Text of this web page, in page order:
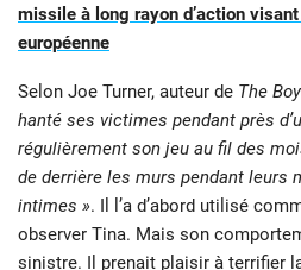
missile à long rayon d’action
européenne
Selon Joe Turner, auteur de The
hanté ses victimes pendant près
régulièrement son jeu au fil des
de derrière les murs pendant leurs
intimes ». Il l’a d’abord utilisé
observer Tina. Mais son
sinistre. Il prenait plaisir à terrifier